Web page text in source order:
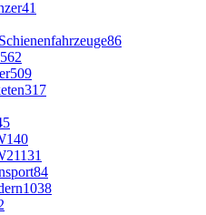
41
86
562
509
317
40
1131
84
1038